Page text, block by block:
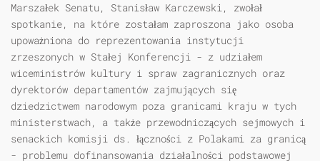
Marszałek Senatu, Stanisław Karczewski, zwołał
spotkanie, na które zostałam zaproszona jako osoba
upoważniona do reprezentowania instytucji
zrzeszonych w Stałej Konferencji - z udziałem
wiceministrów kultury i spraw zagranicznych oraz
dyrektorów departamentów zajmujących się
dziedzictwem narodowym poza granicami kraju w tych
ministerstwach, a także przewodniczących sejmowych i
senackich komisji ds. łączności z Polakami za granicą
- problemu dofinansowania działalności podstawowej